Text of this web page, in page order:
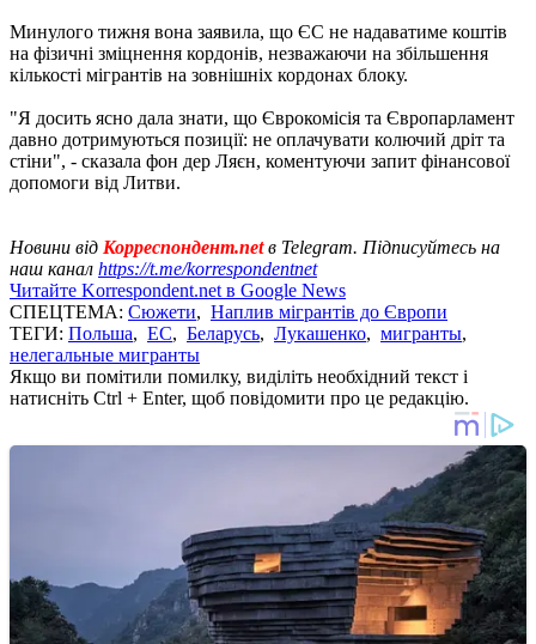
Минулого тижня вона заявила, що ЄС не надаватиме коштів
на фізичні зміцнення кордонів, незважаючи на збільшення
кількості мігрантів на зовнішніх кордонах блоку.
"Я досить ясно дала знати, що Єврокомісія та Європарламент
давно дотримуються позиції: не оплачувати колючий дріт та
стіни", - сказала фон дер Ляєн, коментуючи запит фінансової
допомоги від Литви.
Новини від Корреспондент.netв Telegram. Підписуйтесь на
наш канал https://t.me/korrespondentnet
Читайте Korrespondent.net в Google News
СПЕЦТЕМА: Сюжети, Наплив мігрантів до Європи
ТЕГИ: Польша, ЕС, Беларусь, Лукашенко, мигранты,
нелегальные мигранты
Якщо ви помітили помилку, виділіть необхідний текст і
натисніть Ctrl + Enter, щоб повідомити про це редакцію.